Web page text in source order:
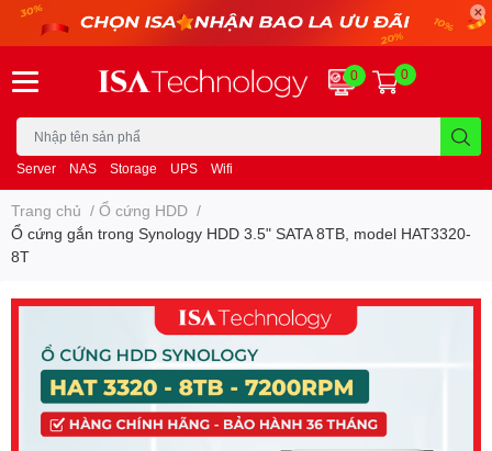
Server NAS Storage UPS Wifi
0 0
Trang chủ / Ổ cứng HDD /
Ổ cứng gắn trong Synology HDD 3.5" SATA 8TB, model HAT3320-
8T